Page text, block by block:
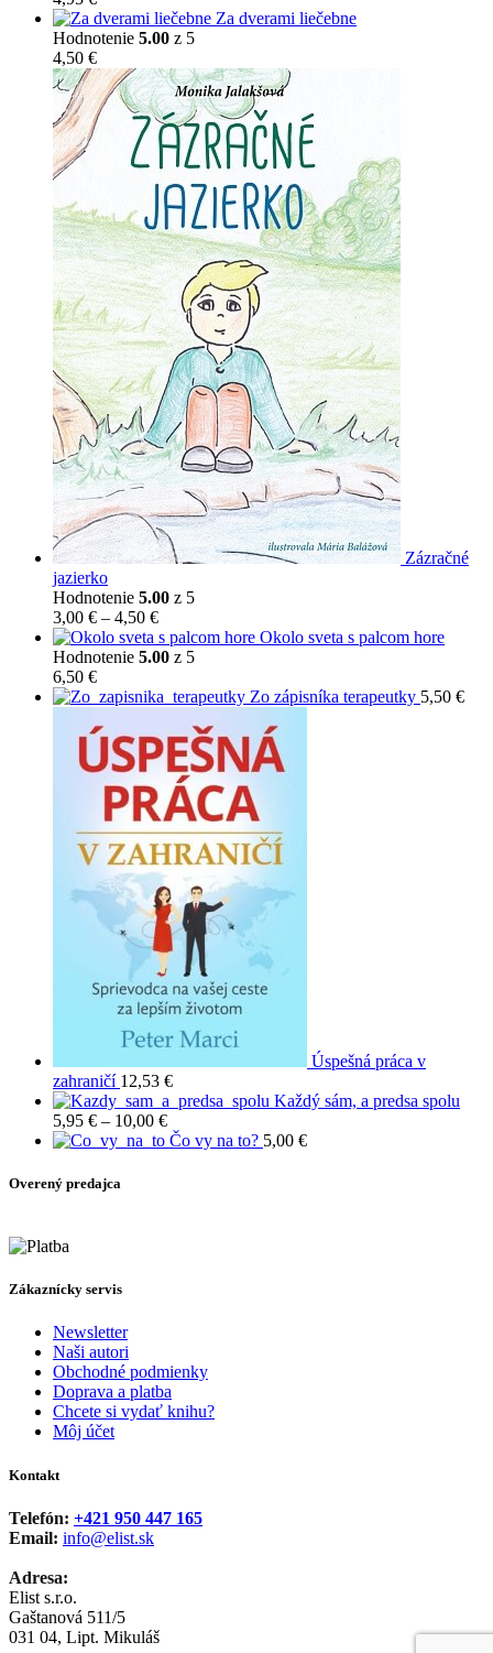
7,95 €
Za dverami liečebne
Hodnotenie 5.00 z 5
4,50 €
Zázračné
jazierko
Hodnotenie 5.00 z 5
3,00 € – 4,50 €Price
range:
3,00 €
4,50 €
Okolo sveta s palcom hore
Hodnotenie 5.00 z 5
6,50 €
Zo zápisníka terapeutky 5,50 €
Úspešná práca v
zahraničí 12,53 €
Každý sám, a predsa spolu
5,95 € – 10,00 €Price
range:
Čo vy na to? 5,00 €
Overený predajca
Zákaznícky servis
Newsletter
Naši autori
Obchodné podmienky
Doprava a platba
Chcete si vydať knihu?
Môj účet
Kontakt
Telefón: +421 950 447 165
Email: info@elist.sk
Adresa:
Elist s.r.o.
Gaštanová 511/5
031 04, Lipt. Mikuláš